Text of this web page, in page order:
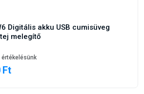
Digitális akku USB cumisüveg
melegítő
értékelésünk
Ft